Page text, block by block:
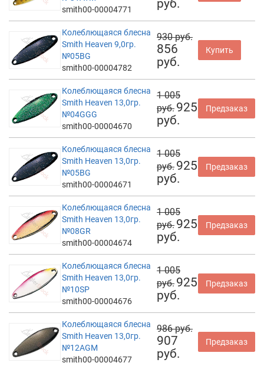
smith00-00004771
руб.
Колеблющаяся блесна
Smith Heaven 9,0гр.
№05BG
smith00-00004782
930 руб.
856
руб.
Купить
Колеблющаяся блесна
Smith Heaven 13,0гр.
№04GGG
smith00-00004670
1 005
руб. 925
руб.
Предзаказ
Колеблющаяся блесна
Smith Heaven 13,0гр.
№05BG
smith00-00004671
1 005
руб. 925
руб.
Предзаказ
Колеблющаяся блесна
Smith Heaven 13,0гр.
№08GR
smith00-00004674
1 005
руб. 925
руб.
Предзаказ
Колеблющаяся блесна
Smith Heaven 13,0гр.
№10SP
smith00-00004676
1 005
руб. 925
руб.
Предзаказ
Колеблющаяся блесна
Smith Heaven 13,0гр.
№12AGM
smith00-00004677
986 руб.
907
руб.
Предзаказ